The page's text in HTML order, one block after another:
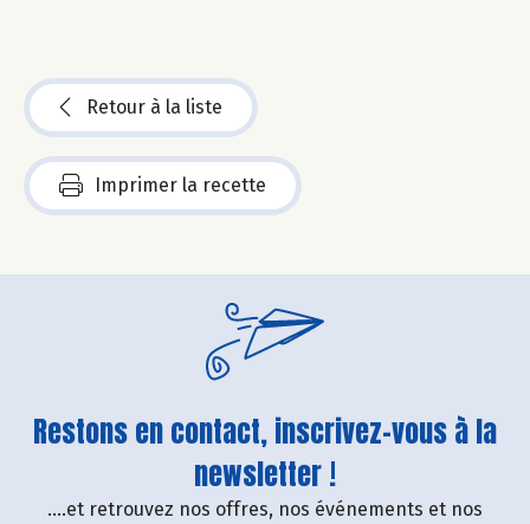
Retour à la liste
Imprimer la recette
Restons en contact, inscrivez-vous à la
newsletter !
....et retrouvez nos offres, nos événements et nos